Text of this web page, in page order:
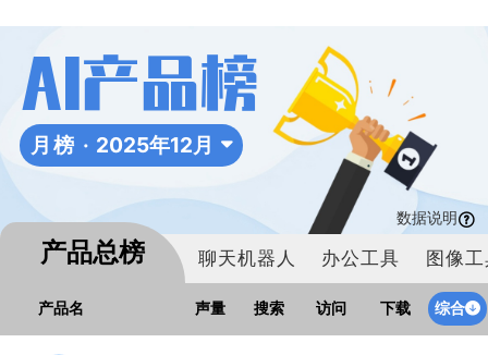
AI产品榜
月榜 · 2025年12月
数据说明
产品总榜 聊天机器人 办公工具 图像
产品名 声量 搜索 访问 下载 综合